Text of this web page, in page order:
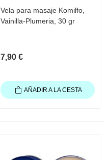
Vela para masaje Komilfo,
Vainilla-Plumeria, 30 gr
7,90 €
AÑADIR A LA CESTA